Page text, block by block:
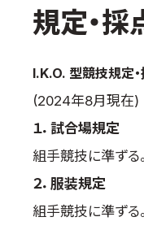
規定・採
I.K.O. 型競技規定
(2024年8月現在)
１．試合場規定
組手競技に準ずる。
２．服装規定
組手競技に準ずる